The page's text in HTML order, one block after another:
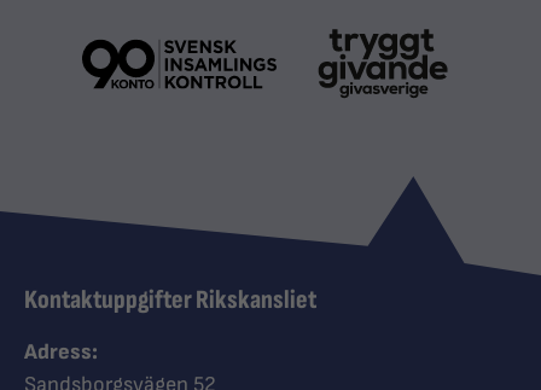
Kontaktuppgifter Rikskansliet
Adress:
Sandsborgsvägen 52